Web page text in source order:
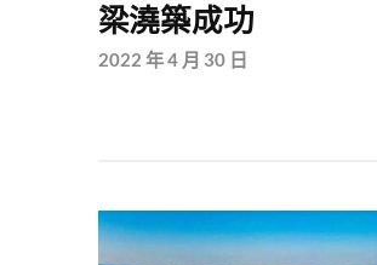
梁澆築成功
2022 年 4 月 30 日